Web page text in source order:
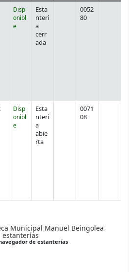
Disp
onibl
e
Esta
nterí
a
cerr
ada
0052
80
Disp
onibl
e
Esta
nteri
a
abie
rta
0071
08
Municipal Manuel Beingolea
estanterías
de estanterías(Oculta el navegador